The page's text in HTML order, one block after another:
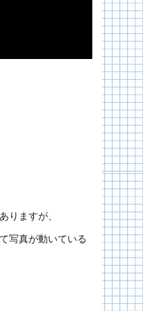
りますが、
写真が動いている